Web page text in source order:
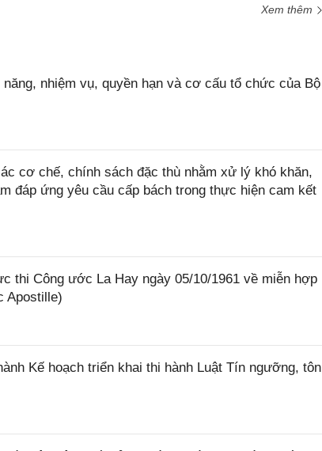
Xem thêm
nhiệm vụ, quyền hạn và cơ cấu tổ chức của Bộ
cơ chế, chính sách đặc thù nhằm xử lý khó khăn,
đáp ứng yêu cầu cấp bách trong thực hiện cam kết
thi Công ước La Hay ngày 05/10/1961 về miễn hợp
Apostille)
Kế hoạch triển khai thi hành Luật Tín ngưỡng, tôn